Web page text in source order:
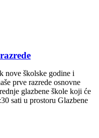
nove školske godine i
prve razrede osnovne
glazbene škole koji će
sati u prostoru Glazbene